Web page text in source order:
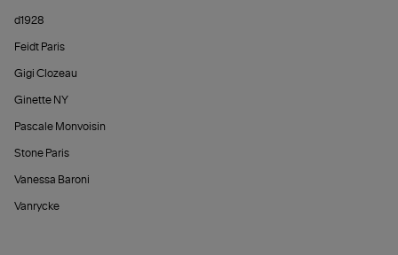
d1928
Feidt Paris
Gigi Clozeau
Ginette NY
Pascale Monvoisin
Stone Paris
Vanessa Baroni
Vanrycke